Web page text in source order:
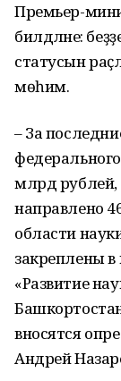
Премьер-
билдәләне:
статусын
мөһим.
– За
млрд рублей,
направлено
области
закреплены
«Развитие
вносятся
Андрей